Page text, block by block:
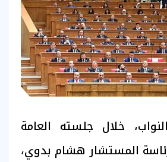
خلال جلسته العامة
برئاسة المستشار هشام بدوي،